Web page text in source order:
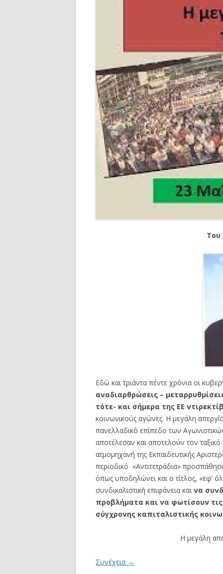
Του
Εδώ και τριάντα πέντε χρόνια οι
αναδιαρθρώσεις –
τότε- και σήμερα της ΕΕ
κοινωνικούς αγώνες. Η μεγάλη
πανελλαδικό επίπεδο των
αποτέλεσαν και αποτελούν τον
ατμομηχανή της Εκπαιδευτικής
περιοδικό «Αντιτετράδια»
όπως υποδηλώνει και ο τίτλος, «εφ’
συνδικαλιστική επιφάνεια καινα
προβλήματα και να φωτίσουν τις
σύγχρονης καπιταλιστικής
Η μεγάλη
Συνέχεια →